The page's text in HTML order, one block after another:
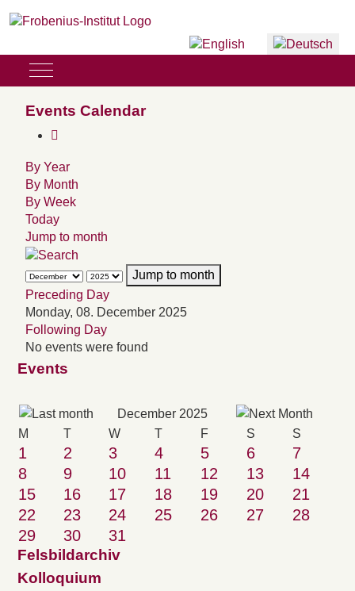
Sprache auswählen
Mobile Menu Toggle
Events Calendar
By Year
By Month
By Week
Today
Jump to month
Jump to month
Preceding Day
Monday, 08. December 2025
Following Day
No events were found
Events
December 2025
M T W T F S S
1 2 3 4 5 6
7
8
9 10 11 12 13
14
15
16 17 18 19 20
21
22
23 24 25 26 27
28
29
30 31
Felsbildarchiv
Kolloquium